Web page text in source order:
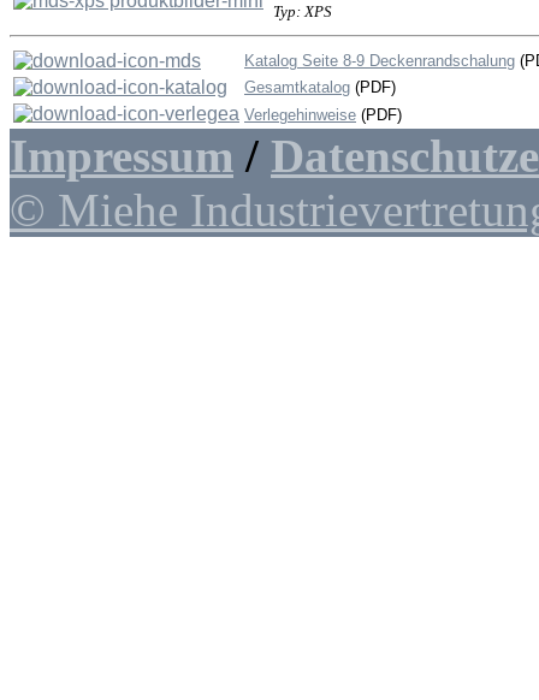
Typ: XPS
Katalog Seite 8-9 Deckenrandschalung
Gesamtkatalog (PDF)
Verlegehinweise (PDF)
Impressum /
© Miehe